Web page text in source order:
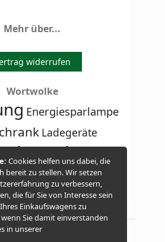
Cookies helfen uns dabei, die
bereit zu stellen. Wir setzen
zu verbessern,
die für Sie von Interesse sein
Einkaufswagens zu
Sie damit einverstanden
in unserer
Mehr über...
widerrufen
Wortwolke
Energiesparlampe
Ladegeräte
Stecker
SunLink